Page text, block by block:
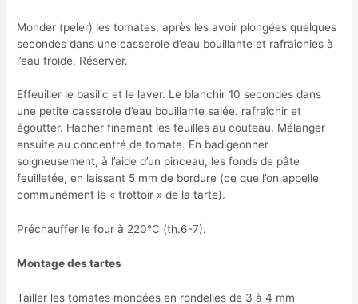
Monder (peler) les tomates, après les avoir plongées quelques
secondes dans une casserole d’eau bouillante et rafraîchies à
l’eau froide. Réserver.
Effeuiller le basilic et le laver. Le blanchir 10 secondes dans
une petite casserole d’eau bouillante salée. rafraîchir et
égoutter. Hacher finement les feuilles au couteau. Mélanger
ensuite au concentré de tomate. En badigeonner
soigneusement, à l’aide d’un pinceau, les fonds de pâte
feuilletée, en laissant 5 mm de bordure (ce que l’on appelle
communément le « trottoir » de la tarte).
Préchauffer le four à 220°C (th.6-7).
Montage des tartes
Tailler les tomates mondées en rondelles de 3 à 4 mm